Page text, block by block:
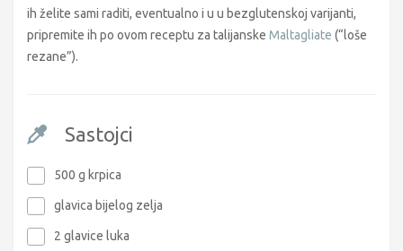
ih želite sami raditi, eventualno i u u bezglutenskoj varijanti,
pripremite ih po ovom receptu za talijanske Maltagliate (“loše
rezane”).
Sastojci
500 g krpica
glavica bijelog zelja
2 glavice luka